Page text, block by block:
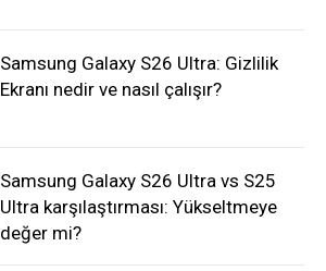
Samsung Galaxy S26 Ultra: Gizlilik
Ekranı nedir ve nasıl çalışır?
Samsung Galaxy S26 Ultra vs S25
Ultra karşılaştırması: Yükseltmeye
değer mi?